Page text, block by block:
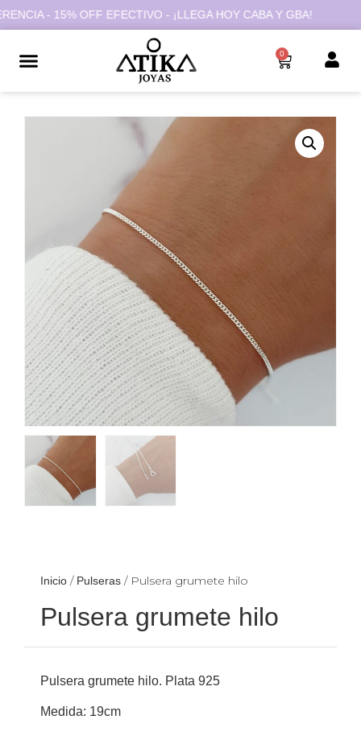
- 15% OFF EFECTIVO - ¡LLEGA HOY CABA Y GBA!
0
Inicio / Pulseras / Pulsera grumete hilo
Pulsera grumete hilo
Pulsera grumete hilo. Plata 925
Medida: 19cm